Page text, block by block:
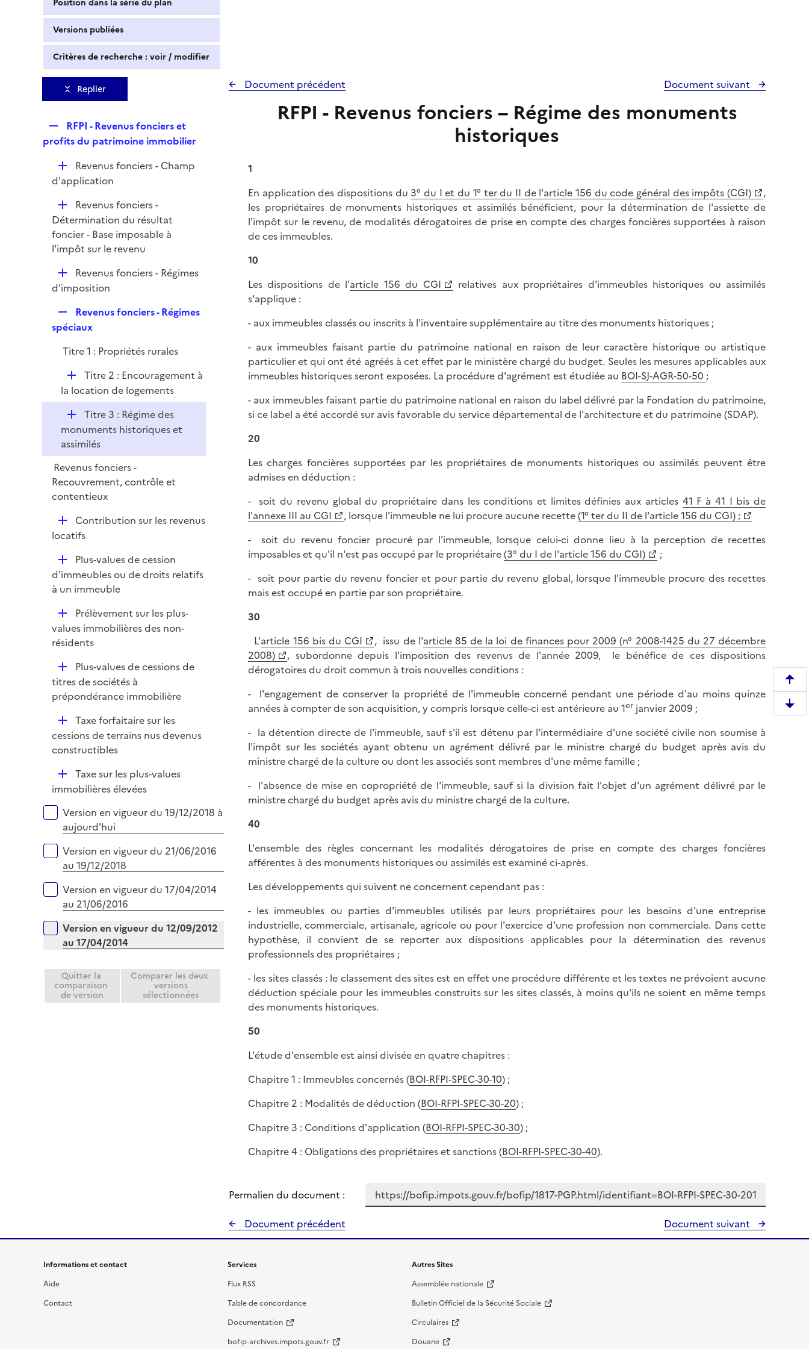
Position dans la série du plan
Versions publiées
Critères de recherche : voir / modifier
Replier
e
l
i
e
r
RFPI - Revenus fonciers et
profits du patrimoine immobilier
D
é
i
e
r
Revenus fonciers - Champ
d'application
D
é
p
l
r
Revenus fonciers -
Détermination du résultat
foncier - Base imposable à
l'impôt sur le revenu
D
é
i
e
r
Revenus fonciers - Régimes
d'imposition
e
l
i
e
r
Revenus fonciers - Régimes
spéciaux
Titre 1 : Propriétés rurales
D
é
p
i
e
Titre 2 : Encouragement à
la location de logements
D
é
p
l
i
e
r
Titre 3 : Régime des
monuments historiques et
assimilés
Revenus fonciers -
Recouvrement, contrôle et
contentieux
D
é
i
e
Contribution sur les revenus
locatifs
D
é
p
e
r
Plus-values de cession
d'immeubles ou de droits relatifs
à un immeuble
D
é
p
e
r
Prélèvement sur les plus-
values immobilières des non-
résidents
D
é
p
e
r
Plus-values de cessions de
titres de sociétés à
prépondérance immobilière
D
é
p
e
r
Taxe forfaitaire sur les
cessions de terrains nus devenus
constructibles
D
é
l
i
e
Taxe sur les plus-values
immobilières élevées
Versions sur la période
Version en vigueur du 19/12/2018 à
aujourd'hui
Version en vigueur du 21/06/2016
au 19/12/2018
Version en vigueur du 17/04/2014
au 21/06/2016
Version en vigueur du 12/09/2012
au 17/04/2014
Quitter la
comparaison
de version
Comparer les deux
versions
sélectionnées
Document précédent Document suivant
RFPI - Revenus fonciers – Régime des monuments
historiques
1
En application des dispositions du 3° du I et du 1° ter du II de l'article 156 du code général des impôts (CGI)
,
les propriétaires de monuments historiques et assimilés bénéficient, pour la détermination de l'assiette de
l'impôt sur le revenu, de modalités dérogatoires de prise en compte des charges foncières supportées à raison
de ces immeubles.
10
Les dispositions de l'article 156 du CGI
relatives aux propriétaires d'immeubles historiques ou assimilés
s'applique :
- aux immeubles classés ou inscrits à l'inventaire supplémentaire au titre des monuments historiques ;
- aux immeubles faisant partie du patrimoine national en raison de leur caractère historique ou artistique
particulier et qui ont été agréés à cet effet par le ministère chargé du budget. Seules les mesures applicables aux
immeubles historiques seront exposées. La procédure d'agrément est étudiée au BOI-SJ-AGR-50-50 ;
- aux immeubles faisant partie du patrimoine national en raison du label délivré par la Fondation du patrimoine,
si ce label a été accordé sur avis favorable du service départemental de l'architecture et du patrimoine (SDAP).
20
Les charges foncières supportées par les propriétaires de monuments historiques ou assimilés peuvent être
admises en déduction :
- soit du revenu global du propriétaire dans les conditions et limites définies aux articles 41 F à 41 I bis de
l'annexe III au CGI
, lorsque l'immeuble ne lui procure aucune recette(1° ter du II de l'article 156 du CGI) ;
- soit du revenu foncier procuré par l'immeuble, lorsque celui-ci donne lieu à la perception de recettes
imposables et qu'il n'est pas occupé par le propriétaire(3° du I de l'article 156 du CGI)
;
- soit pour partie du revenu foncier et pour partie du revenu global, lorsque l'immeuble procure des recettes
mais est occupé en partie par son propriétaire.
30
L'article 156 bis du CGI , issu de l'article 85 de la loi de finances pour 2009 (n° 2008-1425 du 27 décembre
2008)
, subordonne depuis l'imposition des revenus de l'année 2009, le bénéfice de ces dispositions
dérogatoires du droit commun à trois nouvelles conditions :
- l'engagement de conserver la propriété de l'immeuble concerné pendant une période d'au moins quinze
années à compter de son acquisition, y compris lorsque celle-ci est antérieure au 1er janvier 2009 ;
- la détention directe de l'immeuble, sauf s'il est détenu par l'intermédiaire d'une société civile non soumise à
l'impôt sur les sociétés ayant obtenu un agrément délivré par le ministre chargé du budget après avis du
ministre chargé de la culture ou dont les associés sont membres d'une même famille ;
- l'absence de mise en copropriété de l'immeuble, sauf si la division fait l'objet d'un agrément délivré par le
ministre chargé du budget après avis du ministre chargé de la culture.
40
L'ensemble des règles concernant les modalités dérogatoires de prise en compte des charges foncières
afférentes à des monuments historiques ou assimilés est examiné ci-après.
Les développements qui suivent ne concernent cependant pas :
- les immeubles ou parties d'immeubles utilisés par leurs propriétaires pour les besoins d'une entreprise
industrielle, commerciale, artisanale, agricole ou pour l'exercice d'une profession non commerciale. Dans cette
hypothèse, il convient de se reporter aux dispositions applicables pour la détermination des revenus
professionnels des propriétaires ;
- les sites classés : le classement des sites est en effet une procédure différente et les textes ne prévoient aucune
déduction spéciale pour les immeubles construits sur les sites classés, à moins qu'ils ne soient en même temps
des monuments historiques.
50
L'étude d'ensemble est ainsi divisée en quatre chapitres :
Chapitre 1 : Immeubles concernés (BOI-RFPI-SPEC-30-10) ;
Chapitre 2 : Modalités de déduction (BOI-RFPI-SPEC-30-20) ;
Chapitre 3 : Conditions d'application (BOI-RFPI-SPEC-30-30) ;
Chapitre 4 : Obligations des propriétaires et sanctions (BOI-RFPI-SPEC-30-40).
Permalien du document :
Document précédent
Document suivant
e
m
D
Informations et contact
Aide
Contact
Services
Flux RSS
Table de concordance
Documentation
bofip-archives.impots.gouv.fr
Autres Sites
Assemblée nationale
Bulletin Officiel de la Sécurité Sociale
Circulaires
Douane